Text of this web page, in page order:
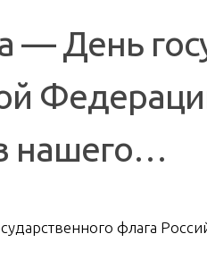
— День
нашего…
флага